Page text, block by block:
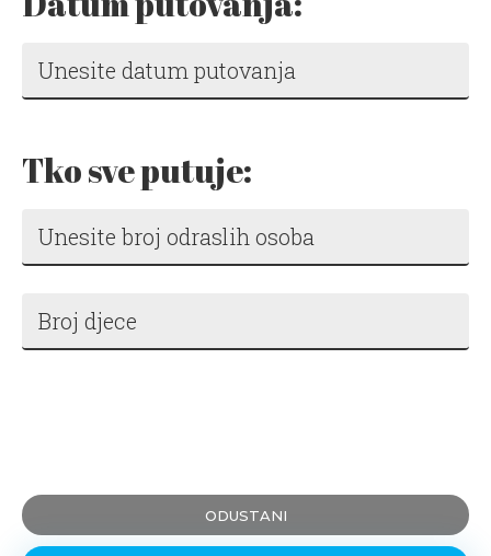
Tko sve putuje:
ODUSTANI